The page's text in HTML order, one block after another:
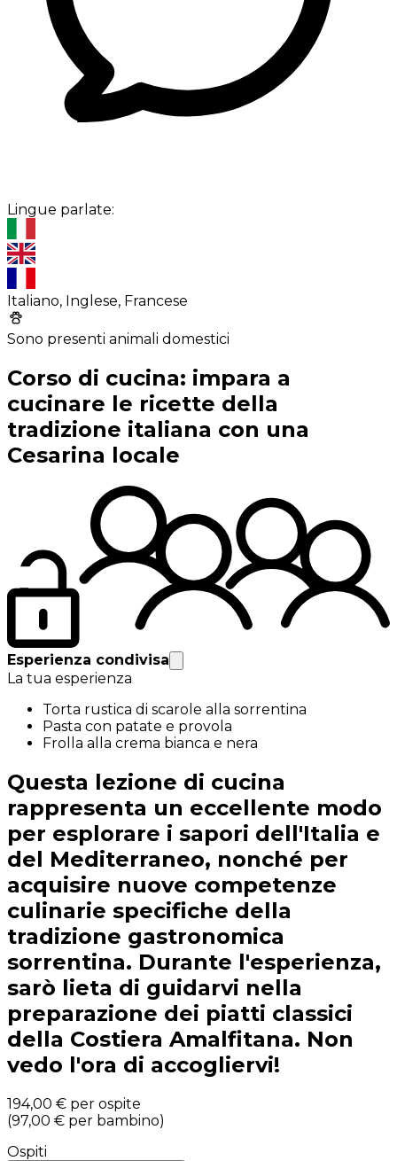
Lingue parlate:
Italiano, Inglese, Francese
Sono presenti animali domestici
Corso di cucina: impara a
cucinare le ricette della
tradizione italiana con una
Cesarina locale
Esperienza condivisa
La tua esperienza
Torta rustica di scarole alla sorrentina
Pasta con patate e provola
Frolla alla crema bianca e nera
Questa lezione di cucina
rappresenta un eccellente modo
per esplorare i sapori dell'Italia e
del Mediterraneo, nonché per
acquisire nuove competenze
culinarie specifiche della
tradizione gastronomica
sorrentina. Durante l'esperienza,
sarò lieta di guidarvi nella
preparazione dei piatti classici
della Costiera Amalfitana. Non
vedo l'ora di accogliervi!
194,00 € per ospite
(97,00 € per bambino)
Ospiti